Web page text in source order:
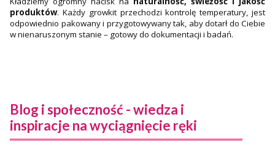
produktów. Każdy growkit przechodzi kontrolę temperatury, jest
odpowiednio pakowany i przygotowywany tak, aby dotarł do Ciebie
w nienaruszonym stanie – gotowy do dokumentacji i badań.
Blog i społeczność - wiedza i
inspiracje na wyciągnięcie ręki